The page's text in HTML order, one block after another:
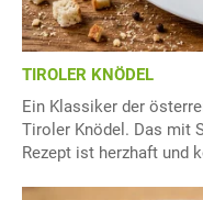
TIROLER KNÖDEL
Ein Klassiker der
Tiroler Knödel. Das mit
Rezept ist herzhaft und